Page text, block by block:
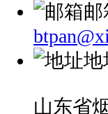
邮
地
山东省